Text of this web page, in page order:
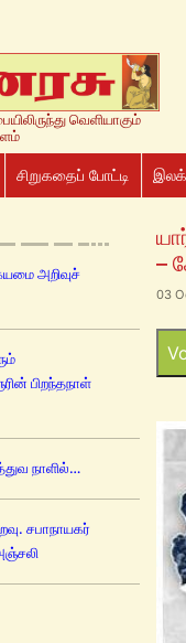
வெளியாகும்
சிறுகதைப் போட்டி
அறிவுச்
பிறந்தநாள்
நாளில்…
சபாநாயகர்
–
03